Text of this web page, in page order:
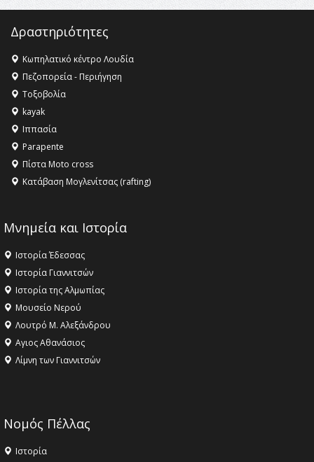
16:35 -Το πρόγραμμα του ΠΑΟΚ στον δεύτερο γύρο του
16:27 - Όλυμπος: Εντάχθηκε στον Κατάλογο Παγκόσμιας
Κληρονομιάς της UNESCO – Ομόφωνη η απόφαση Ο
Όλυμπος αναγνωρίστηκε ως φυσικό και πολιτιστικό
αγαθό εξέχουσας οικουμενικής αξίας για την
ανθρωπότητα
16:18 -
ΣΤΗΝ ΕΔΕΣΣΑ
Δραστηριότητες
Κωπηλατικό κέντρο Λουδία
Πεζοπορεία - Περιήγηση
Τοξοβολία
kayak
Ιππασία
Parapente
Πίστα Moto cross
Κατάβαση Μογλενίτσας (rafting)
Μνημεία και Ιστορία
Ιστορία Έδεσσας
Ιστορία Γιαννιτσών
Ιστορία της Αλμωπίας
Μουσείο Νερού
Λουτρό Μ. Αλεξάνδρου
Αγιος Αθανάσιος
Λίμνη των Γιαννιτσών
Νομός Πέλλας
Ιστορία